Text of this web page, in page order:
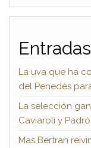
La uva que ha
del Penedès
La selección
Caviaroli y Padró
Mas Bertran